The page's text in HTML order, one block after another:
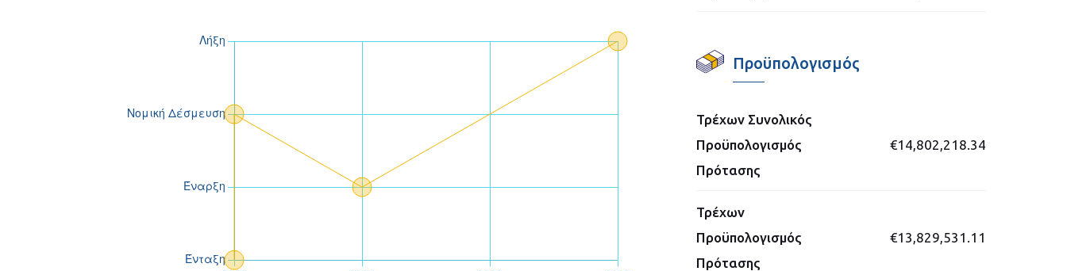
Προϋπολογισμός
Τρέχων Συνολικός
Προϋπολογισμός
Πρότασης
€14,802,218.34
Τρέχων
Προϋπολογισμός
Πρότασης
€13,829,531.11